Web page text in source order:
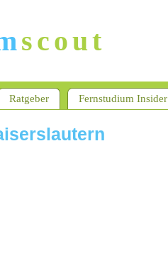
scout
Ratgeber Fernstudium Insider